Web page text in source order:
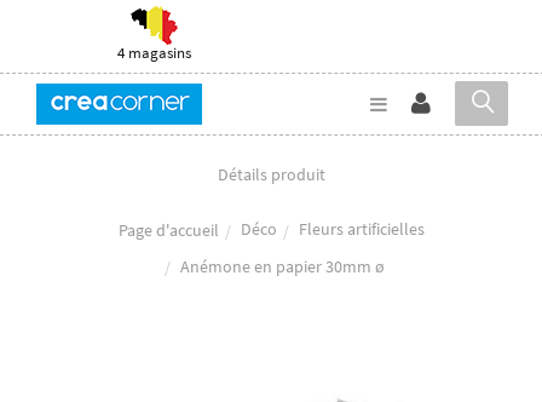
4 magasins
Détails produit
Page d'accueil Déco
Fleurs artificielles
Anémone en papier 30mm ø